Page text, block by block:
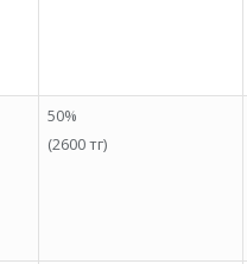
50%
(2600 тг)